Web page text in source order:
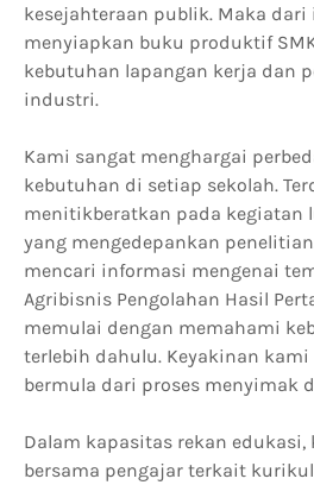
kesejahteraan publik. Maka
menyiapkan buku produktif
kebutuhan lapangan kerja dan
industri.
Kami sangat menghargai
kebutuhan di setiap sekolah.
menitikberatkan pada kegiatan
yang mengedepankan
mencari informasi mengenai
Agribisnis Pengolahan Hasil
memulai dengan memahami
terlebih dahulu. Keyakinan
bermula dari proses menyimak
Dalam kapasitas rekan
bersama pengajar terkait